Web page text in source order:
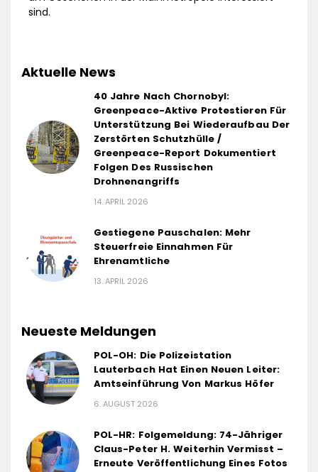
sind.
Aktuelle News
40 Jahre Nach Chornobyl:
Greenpeace-Aktive Protestieren Für
Unterstützung Bei Wiederaufbau Der
Zerstörten Schutzhülle /
Greenpeace-Report Dokumentiert
Folgen Des Russischen
Drohnenangriffs
14. APRIL 2026
Gestiegene Pauschalen: Mehr
Steuerfreie Einnahmen Für
Ehrenamtliche
13. APRIL 2026
Neueste Meldungen
POL-OH: Die Polizeistation
Lauterbach Hat Einen Neuen Leiter:
Amtseinführung Von Markus Höfer
6. AUGUST 2026
POL-HR: Folgemeldung: 74-Jähriger
Claus-Peter H. Weiterhin Vermisst –
Erneute Veröffentlichung Eines Fotos